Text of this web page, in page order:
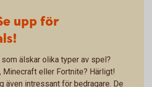
upp för
som älskar olika typer av spel?
Minecraft eller Fortnite? Härligt!
även intressant för bedragare. De